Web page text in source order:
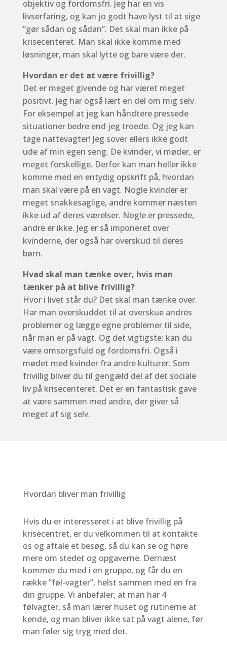
objektiv og fordomsfri. Jeg har en vis
livserfaring, og kan jo godt have lyst til at sige
”gør sådan og sådan”. Det skal man ikke på
krisecenteret. Man skal ikke komme med
løsninger, man skal lytte og bare være der.
Hvordan er det at være frivillig?
Det er meget givende og har været meget
positivt. Jeg har også lært en del om mig selv.
For eksempel at jeg kan håndtere pressede
situationer bedre end jeg troede. Og jeg kan
tage nattevagter! Jeg sover ellers ikke godt
ude af min egen seng. De kvinder, vi møder, er
meget forskellige. Derfor kan man heller ikke
komme med en entydig opskrift på, hvordan
man skal være på en vagt. Nogle kvinder er
meget snakkesaglige, andre kommer næsten
ikke ud af deres værelser. Nogle er pressede,
andre er ikke. Jeg er så imponeret over
kvinderne, der også har overskud til deres
børn.
Hvad skal man tænke over, hvis man
tænker på at blive frivillig?
Hvor i livet står du? Det skal man tænke over.
Har man overskuddet til at overskue andres
problemer og lægge egne problemer til side,
når man er på vagt. Og det vigtigste: kan du
være omsorgsfuld og fordomsfri. Også i
mødet med kvinder fra andre kulturer. Som
frivillig bliver du til gengæld del af det sociale
liv på krisecenteret. Det er en fantastisk gave
at være sammen med andre, der giver så
meget af sig selv.
Hvordan bliver man frivillig
Hvis du er interesseret i at blive frivillig på
krisecentret, er du velkommen til at kontakte
os og aftale et besøg, så du kan se og høre
mere om stedet og opgaverne. Dernæst
kommer du med i en gruppe, og får du en
række ”føl-vagter”, helst sammen med en fra
din gruppe. Vi anbefaler, at man har 4
følvagter, så man lærer huset og rutinerne at
kende, og man bliver ikke sat på vagt alene, før
man føler sig tryg med det.